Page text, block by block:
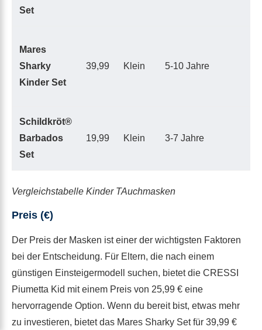
Set
Mares
Sharky
Kinder Set
39,99 Klein 5-10 Jahre
Schildkröt®
Barbados
Set
19,99 Klein 3-7 Jahre
Vergleichstabelle Kinder TAuchmasken
Preis (€)
Der Preis der Masken ist einer der wichtigsten Faktoren
bei der Entscheidung. Für Eltern, die nach einem
günstigen Einsteigermodell suchen, bietet die CRESSI
Piumetta Kid mit einem Preis von 25,99 € eine
hervorragende Option. Wenn du bereit bist, etwas mehr
zu investieren, bietet das Mares Sharky Set für 39,99 €